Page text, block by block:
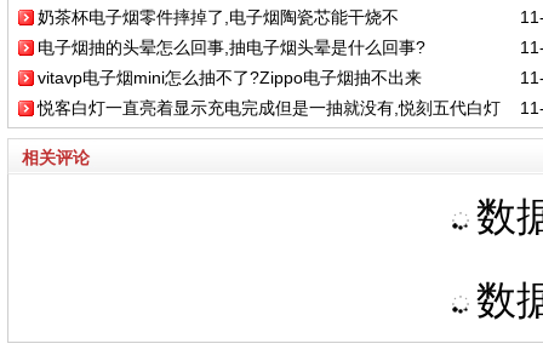
奶茶杯电子烟零件摔掉了,电子烟陶瓷芯能干烧不
电子烟抽的头晕怎么回事,抽电子烟头晕是什么回事?
vitavp电子烟mini怎么抽不了?Zippo电子烟抽不出来
悦客白灯一直亮着显示充电完成但是一抽就没有,悦刻五代白灯
闪三下抽不出烟
相关评论
数
数